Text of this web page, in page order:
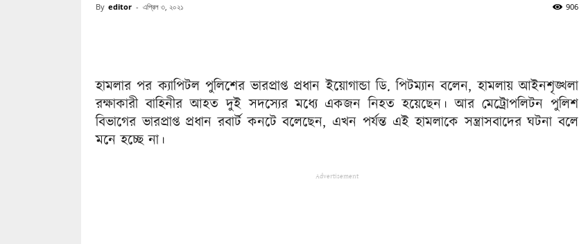
By editor - এপ্রিল ৩, ২০২১ 906
হামলার পর ক্যাপিটল পুলিশের ভারপ্রাপ্ত প্রধান ইয়োগান্ডা ডি. পিটম্যান বলেন, হামলায় আইনশৃঙ্খলা
রক্ষাকারী বাহিনীর আহত দুই সদস্যের মধ্যে একজন নিহত হয়েছেন। আর মেট্রোপলিটন পুলিশ
বিভাগের ভারপ্রাপ্ত প্রধান রবার্ট কনটে বলেছেন, এখন পর্যন্ত এই হামলাকে সন্ত্রাসবাদের ঘটনা বলে
মনে হচ্ছে না।
Advertisement